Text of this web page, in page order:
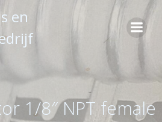
en
1/8″ NPT female